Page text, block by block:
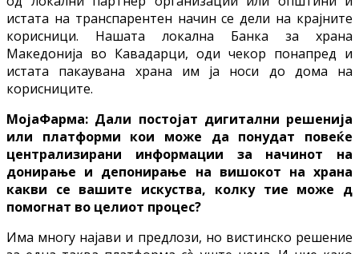
истата на транспарентен начин се дели на крајните
корисници. Нашата локална Банка за храна
Македонија во Кавадарци, оди чекор понапред и
истата пакаувана храна им ја носи до дома на
корисниците.
МојаФарма: Дали постојат дигитални решенија
или платформи кои може да понудат повеќе
централизирани информации за начинот на
донирање и депонирање на вишокот на храна
какви се вашите искуства, колку тие може д
помогнат во целиот процес?
Има многу најави и предлози, но вистинско решение